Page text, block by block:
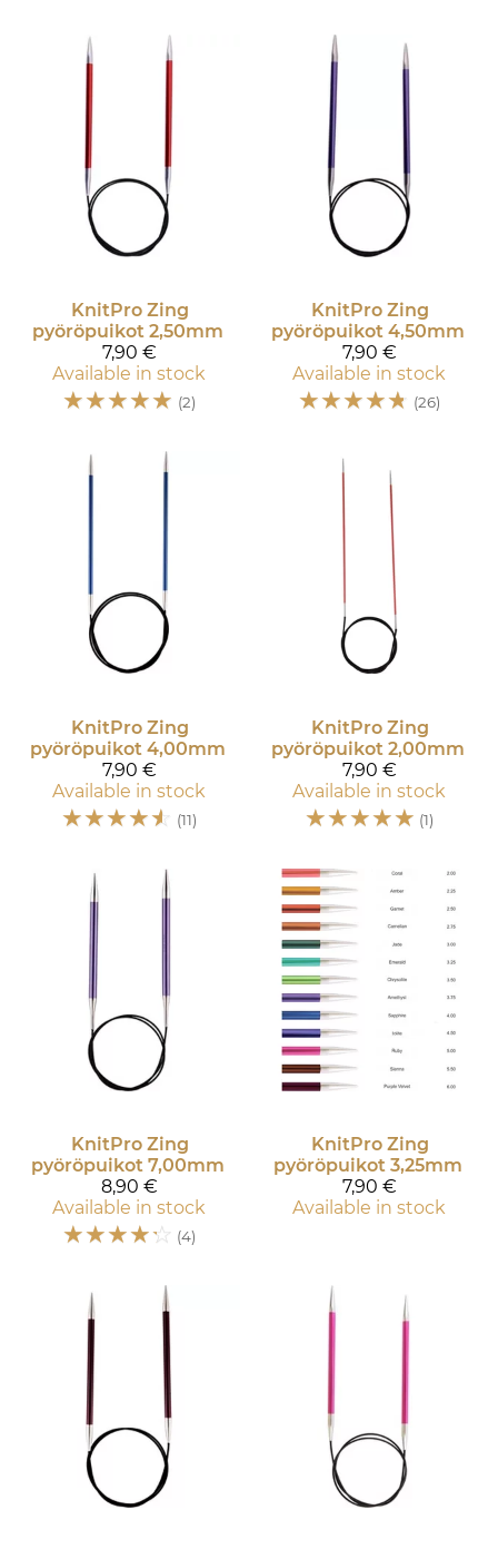
KnitPro Zing
pyöröpuikot 2,50mm
7,90 €
Available in stock
☆☆☆☆☆ (2)
KnitPro Zing
pyöröpuikot 4,50mm
7,90 €
Available in stock
☆☆☆☆☆ (26)
KnitPro Zing
pyöröpuikot 4,00mm
7,90 €
Available in stock
☆☆☆☆☆ (11)
KnitPro Zing
pyöröpuikot 2,00mm
7,90 €
Available in stock
☆☆☆☆☆ (1)
KnitPro Zing
pyöröpuikot 7,00mm
8,90 €
Available in stock
☆☆☆☆☆ (4)
KnitPro Zing
pyöröpuikot 3,25mm
7,90 €
Available in stock